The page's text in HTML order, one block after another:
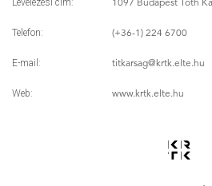
Telefon: (+36-1) 224 6700
E-mail: titkarsag@krtk.elte.hu
Web: www.krtk.elte.hu